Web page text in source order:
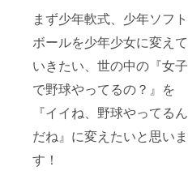
まず少年軟式、少年ソフト
ボールを少年少女に変えて
いきたい、世の中の『女子
で野球やってるの？』を
『イイね、野球やってるん
だね』に変えたいと思いま
す！